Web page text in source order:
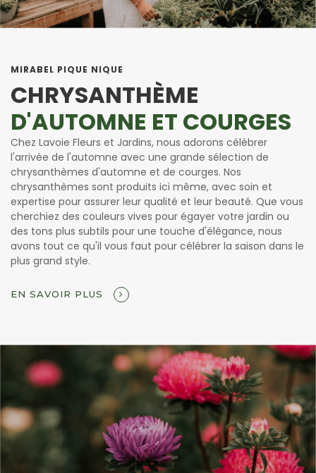
MIRABEL PIQUE NIQUE
CHRYSANTHÈME
D'AUTOMNE ET COURGES
Chez Lavoie Fleurs et Jardins, nous adorons célébrer
l'arrivée de l'automne avec une grande sélection de
chrysanthèmes d'automne et de courges. Nos
chrysanthèmes sont produits ici même, avec soin et
expertise pour assurer leur qualité et leur beauté. Que vous
cherchiez des couleurs vives pour égayer votre jardin ou
des tons plus subtils pour une touche d'élégance, nous
avons tout ce qu'il vous faut pour célébrer la saison dans le
plus grand style.
EN SAVOIR PLUS